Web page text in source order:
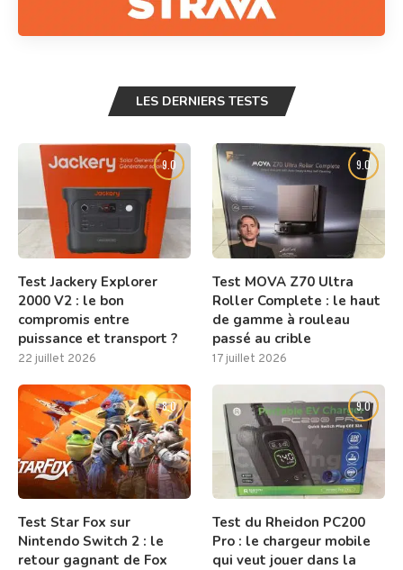
LES DERNIERS TESTS
9.0
Test Jackery Explorer
2000 V2 : le bon
compromis entre
puissance et transport ?
22 juillet 2026
9.0
Test MOVA Z70 Ultra
Roller Complete : le haut
de gamme à rouleau
passé au crible
17 juillet 2026
8.0
Test Star Fox sur
Nintendo Switch 2 : le
retour gagnant de Fox
9.0
Test du Rheidon PC200
Pro : le chargeur mobile
qui veut jouer dans la